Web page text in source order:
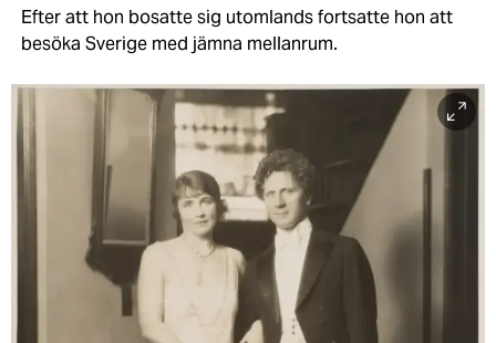
Efter att hon bosatte sig utomlands fortsatte hon att
besöka Sverige med jämna mellanrum.